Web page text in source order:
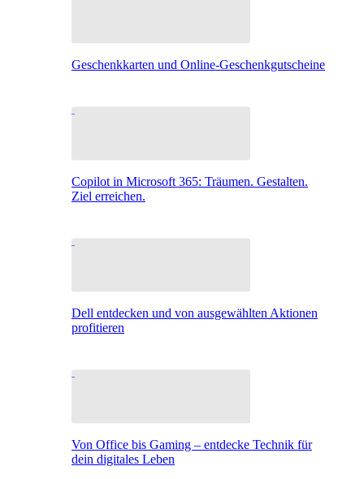
Geschenkkarten und Online-Geschenkgutscheine
Copilot in Microsoft 365: Träumen. Gestalten.
Ziel erreichen.
Dell entdecken und von ausgewählten Aktionen
profitieren
Von Office bis Gaming – entdecke Technik für
dein digitales Leben